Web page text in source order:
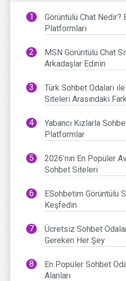
Görüntülü Chat Nedir?
Platformları
MSN Görüntülü Chat
Arkadaşlar Edinin
Türk Sohbet Odaları
Siteleri Arasındaki
Yabancı Kızlarla
Platformlar
2026’nın En Popüler
Sohbet Siteleri
ESohbetim Görüntülü
Keşfedin
Ücretsiz Sohbet
Gereken Her Şey
En Popüler Sohbet
Alanları